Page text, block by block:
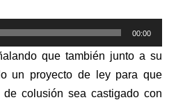
00:00
que también junto a su
un proyecto de ley para que
colusión sea castigado con